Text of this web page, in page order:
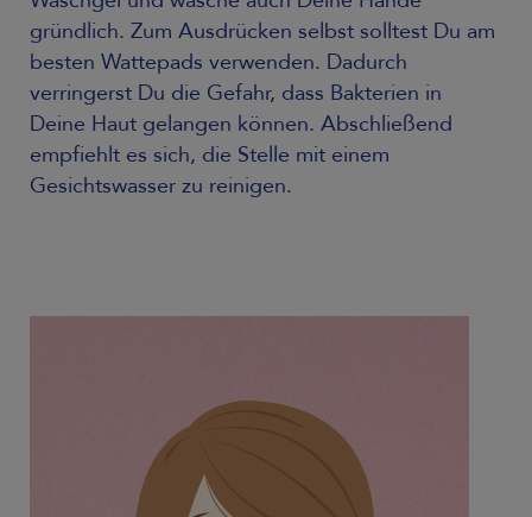
gründlich. Zum Ausdrücken selbst solltest Du am
besten Wattepads verwenden. Dadurch
verringerst Du die Gefahr, dass Bakterien in
Deine Haut gelangen können. Abschließend
empfiehlt es sich, die Stelle mit einem
Gesichtswasser zu reinigen.